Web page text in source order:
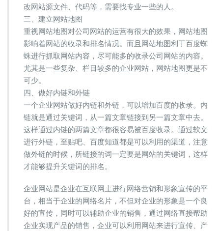
改网站源文件、代码等，需要找专业一些的人。
三、建立网站地图
重视网站地图对公司网站的运营有很大的效果，网站地图
影响着网站的收录和排名情况。而且网站地图利于百度蜘
蛛进行抓取网站内容，尽可能多的收录公司网站的内容。
尤其是一些复杂、栏目较多的企业网站，网站地图更是不
可少。
四、做好内链和外链
一个企业网站做好内链和外链，可以增加百度的收录。内
链就是通过关键词，从一篇文章链接到另一篇文章中去。
这样通过内链的两篇文章都很容易被百度收录。通过软文
进行外链，至贴吧、百度知道都是可以利用的渠道，注意
做外链的时候，所链接的词一定要是网站的关键词，这样
才能够提升关键词的排名。
企业网站是企业在互联网上进行网络营销和形象宣传的平
台，相当于企业的网络名片，不但对企业的形象是一个良
好的宣传，同时可以辅助企业的销售，通过网络直接帮助
企业实现产品的销售，企业可以利用网站来进行宣传、产